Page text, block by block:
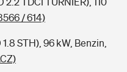
/ 614)
STH), 96 kW, Benzin,